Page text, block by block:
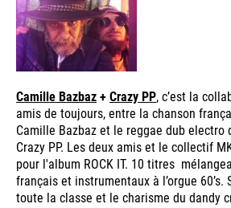
Camille Bazbaz+ Crazy PP, c’est la
amis de toujours, entre la chanson
Camille Bazbaz et le reggae dub electro
Crazy PP. Les deux amis et le collectif
pour l'album ROCK IT. 10 titres
français et instrumentaux à l’orgue 60’s.
toute la classe et le charisme du dandy